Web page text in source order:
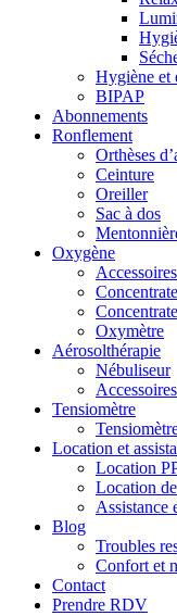
Hygiène et
BIPAP
Abonnements
Ronflement
Orthèses
Ceinture
Oreiller
Sac à dos
Oxygène
Oxymètre
Aérosolthérapie
Nébuliseur
Tensiomètre
Location et
Location
Location
Assistance
Blog
Troubles
Confort et
Contact
Prendre RDV